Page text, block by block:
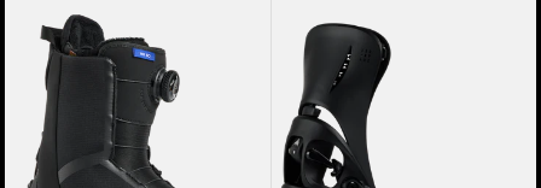
Waverange
Step On®
Snowboardboots
Damen
Escapade
EST®
Snowboardbindung
für
Damen